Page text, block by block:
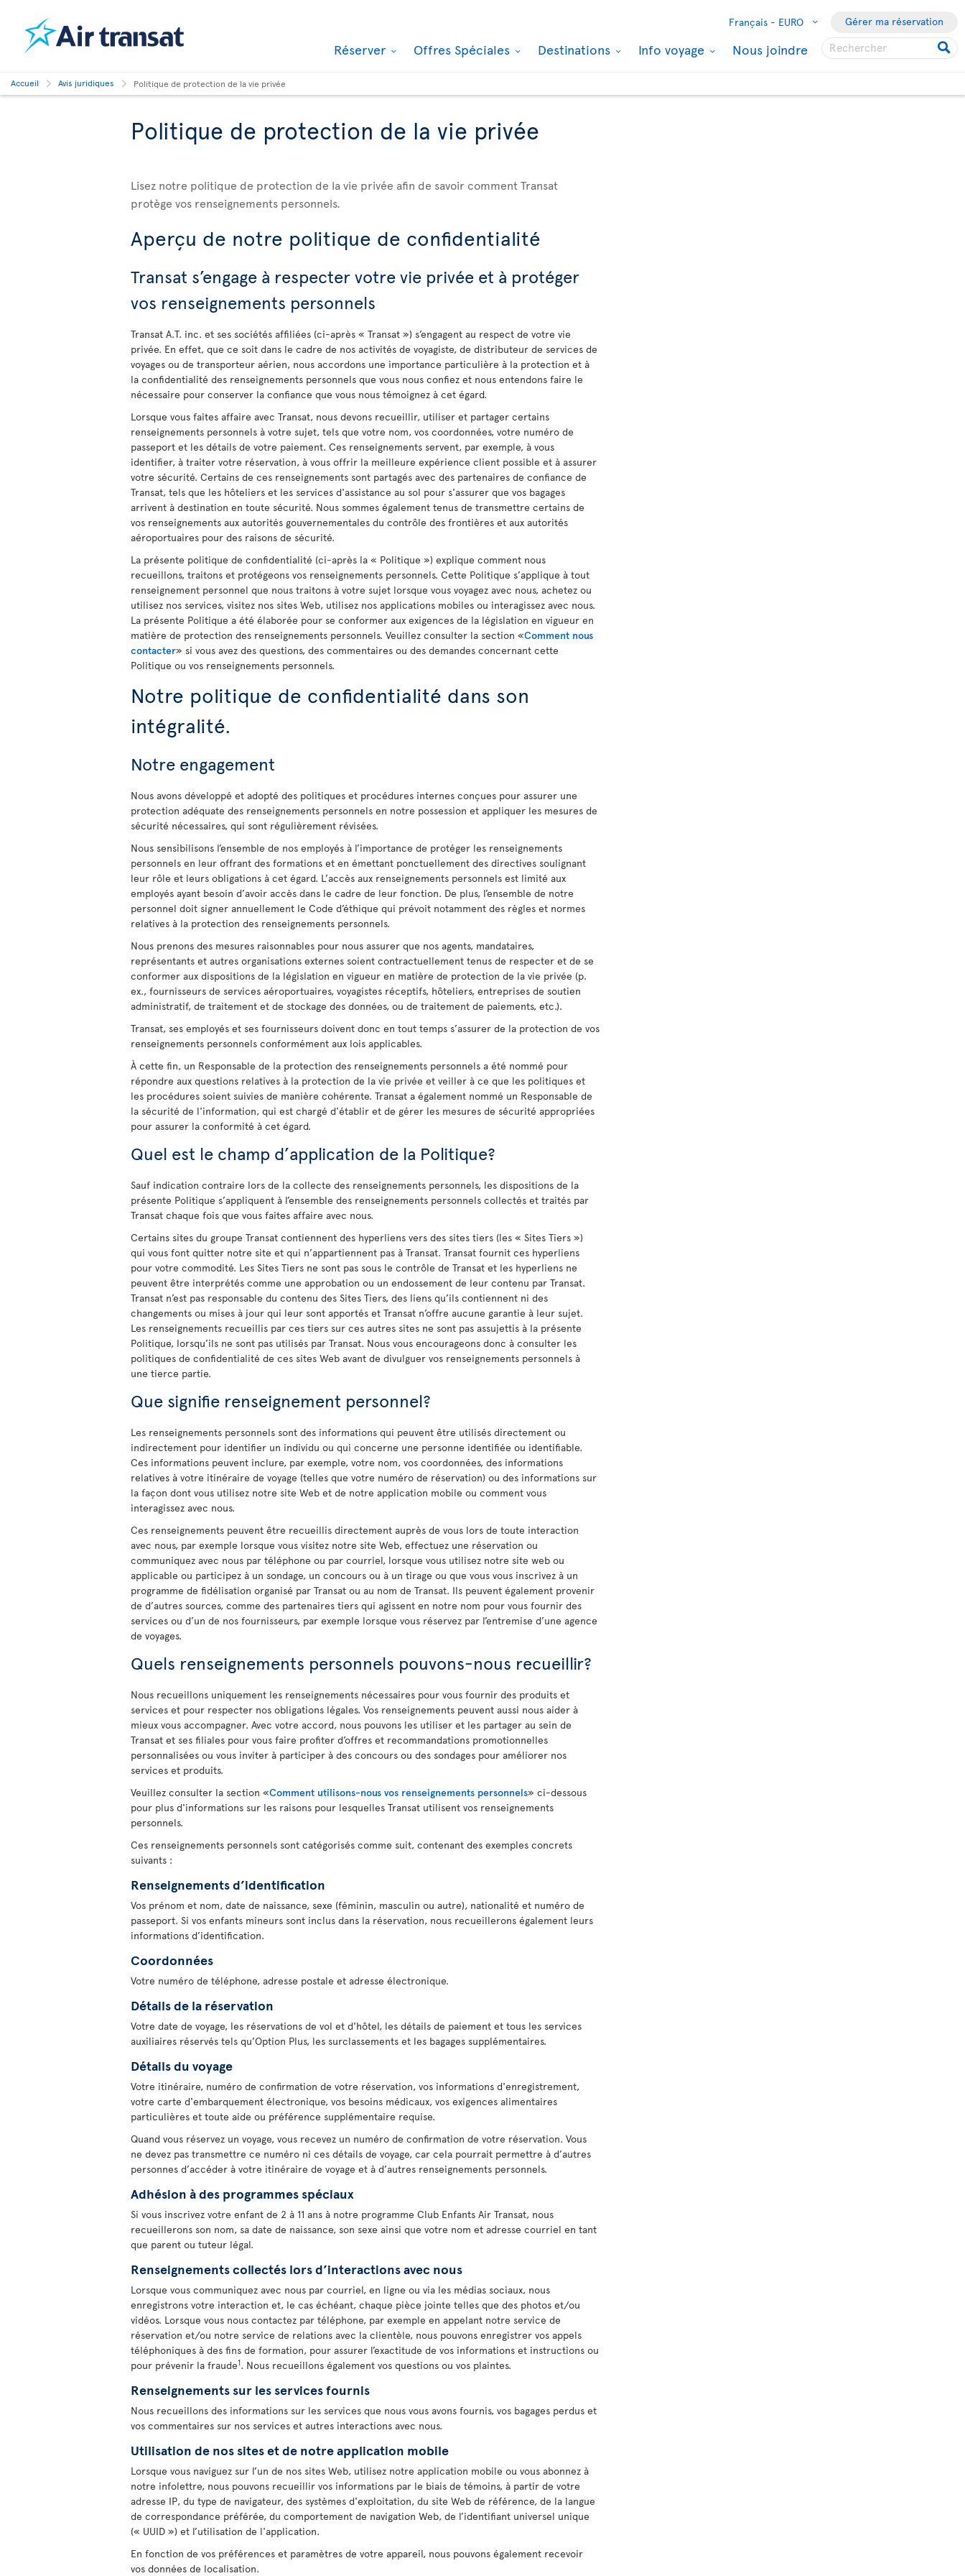
Français - EURO Gérer ma réservation
Réserver Offres Spéciales Destinations Info voyage Nous joindre
Accueil Avis juridiques Politique de protection de la vie privée
Politique de protection de la vie privée
Lisez notre politique de protection de la vie privée afin de savoir comment Transat
protège vos renseignements personnels.
Aperçu de notre politique de confidentialité
Transat s’engage à respecter votre vie privée et à protéger
vos renseignements personnels
Transat A.T. inc. et ses sociétés affiliées (ci-après « Transat ») s’engagent au respect de votre vie
privée. En effet, que ce soit dans le cadre de nos activités de voyagiste, de distributeur de services de
voyages ou de transporteur aérien, nous accordons une importance particulière à la protection et à
la confidentialité des renseignements personnels que vous nous confiez et nous entendons faire le
nécessaire pour conserver la confiance que vous nous témoignez à cet égard.
Lorsque vous faites affaire avec Transat, nous devons recueillir, utiliser et partager certains
renseignements personnels à votre sujet, tels que votre nom, vos coordonnées, votre numéro de
passeport et les détails de votre paiement. Ces renseignements servent, par exemple, à vous
identifier, à traiter votre réservation, à vous offrir la meilleure expérience client possible et à assurer
votre sécurité. Certains de ces renseignements sont partagés avec des partenaires de confiance de
Transat, tels que les hôteliers et les services d'assistance au sol pour s'assurer que vos bagages
arrivent à destination en toute sécurité. Nous sommes également tenus de transmettre certains de
vos renseignements aux autorités gouvernementales du contrôle des frontières et aux autorités
aéroportuaires pour des raisons de sécurité.
La présente politique de confidentialité (ci-après la « Politique ») explique comment nous
recueillons, traitons et protégeons vos renseignements personnels. Cette Politique s’applique à tout
renseignement personnel que nous traitons à votre sujet lorsque vous voyagez avec nous, achetez ou
utilisez nos services, visitez nos sites Web, utilisez nos applications mobiles ou interagissez avec nous.
La présente Politique a été élaborée pour se conformer aux exigences de la législation en vigueur en
matière de protection des renseignements personnels. Veuillez consulter la section «Comment nous
contacter» si vous avez des questions, des commentaires ou des demandes concernant cette
Politique ou vos renseignements personnels.
Notre politique de confidentialité dans son
intégralité.
Notre engagement
Nous avons développé et adopté des politiques et procédures internes conçues pour assurer une
protection adéquate des renseignements personnels en notre possession et appliquer les mesures de
sécurité nécessaires, qui sont régulièrement révisées.
Nous sensibilisons l’ensemble de nos employés à l’importance de protéger les renseignements
personnels en leur offrant des formations et en émettant ponctuellement des directives soulignant
leur rôle et leurs obligations à cet égard. L’accès aux renseignements personnels est limité aux
employés ayant besoin d’avoir accès dans le cadre de leur fonction. De plus, l’ensemble de notre
personnel doit signer annuellement le Code d’éthique qui prévoit notamment des règles et normes
relatives à la protection des renseignements personnels.
Nous prenons des mesures raisonnables pour nous assurer que nos agents, mandataires,
représentants et autres organisations externes soient contractuellement tenus de respecter et de se
conformer aux dispositions de la législation en vigueur en matière de protection de la vie privée (p.
ex., fournisseurs de services aéroportuaires, voyagistes réceptifs, hôteliers, entreprises de soutien
administratif, de traitement et de stockage des données, ou de traitement de paiements, etc.).
Transat, ses employés et ses fournisseurs doivent donc en tout temps s’assurer de la protection de vos
renseignements personnels conformément aux lois applicables.
À cette fin, un Responsable de la protection des renseignements personnels a été nommé pour
répondre aux questions relatives à la protection de la vie privée et veiller à ce que les politiques et
les procédures soient suivies de manière cohérente. Transat a également nommé un Responsable de
la sécurité de l'information, qui est chargé d'établir et de gérer les mesures de sécurité appropriées
pour assurer la conformité à cet égard.
Quel est le champ d’application de la Politique?
Sauf indication contraire lors de la collecte des renseignements personnels, les dispositions de la
présente Politique s’appliquent à l’ensemble des renseignements personnels collectés et traités par
Transat chaque fois que vous faites affaire avec nous.
Certains sites du groupe Transat contiennent des hyperliens vers des sites tiers (les « Sites Tiers »)
qui vous font quitter notre site et qui n’appartiennent pas à Transat. Transat fournit ces hyperliens
pour votre commodité. Les Sites Tiers ne sont pas sous le contrôle de Transat et les hyperliens ne
peuvent être interprétés comme une approbation ou un endossement de leur contenu par Transat.
Transat n’est pas responsable du contenu des Sites Tiers, des liens qu’ils contiennent ni des
changements ou mises à jour qui leur sont apportés et Transat n’offre aucune garantie à leur sujet.
Les renseignements recueillis par ces tiers sur ces autres sites ne sont pas assujettis à la présente
Politique, lorsqu’ils ne sont pas utilisés par Transat. Nous vous encourageons donc à consulter les
politiques de confidentialité de ces sites Web avant de divulguer vos renseignements personnels à
une tierce partie.
Que signifie renseignement personnel?
Les renseignements personnels sont des informations qui peuvent être utilisés directement ou
indirectement pour identifier un individu ou qui concerne une personne identifiée ou identifiable.
Ces informations peuvent inclure, par exemple, votre nom, vos coordonnées, des informations
relatives à votre itinéraire de voyage (telles que votre numéro de réservation) ou des informations sur
la façon dont vous utilisez notre site Web et de notre application mobile ou comment vous
interagissez avec nous.
Ces renseignements peuvent être recueillis directement auprès de vous lors de toute interaction
avec nous, par exemple lorsque vous visitez notre site Web, effectuez une réservation ou
communiquez avec nous par téléphone ou par courriel, lorsque vous utilisez notre site web ou
applicable ou participez à un sondage, un concours ou à un tirage ou que vous vous inscrivez à un
programme de fidélisation organisé par Transat ou au nom de Transat. Ils peuvent également provenir
de d’autres sources, comme des partenaires tiers qui agissent en notre nom pour vous fournir des
services ou d’un de nos fournisseurs, par exemple lorsque vous réservez par l’entremise d’une agence
de voyages.
Quels renseignements personnels pouvons-nous recueillir?
Nous recueillons uniquement les renseignements nécessaires pour vous fournir des produits et
services et pour respecter nos obligations légales. Vos renseignements peuvent aussi nous aider à
mieux vous accompagner. Avec votre accord, nous pouvons les utiliser et les partager au sein de
Transat et ses filiales pour vous faire profiter d’offres et recommandations promotionnelles
personnalisées ou vous inviter à participer à des concours ou des sondages pour améliorer nos
services et produits.
Veuillez consulter la section «Comment utilisons-nous vos renseignements personnels» ci-dessous
pour plus d'informations sur les raisons pour lesquelles Transat utilisent vos renseignements
personnels.
Ces renseignements personnels sont catégorisés comme suit, contenant des exemples concrets
suivants :
Renseignements d’identification
Vos prénom et nom, date de naissance, sexe (féminin, masculin ou autre), nationalité et numéro de
passeport. Si vos enfants mineurs sont inclus dans la réservation, nous recueillerons également leurs
informations d’identification.
Coordonnées
Votre numéro de téléphone, adresse postale et adresse électronique.
Détails de la réservation
Votre date de voyage, les réservations de vol et d'hôtel, les détails de paiement et tous les services
auxiliaires réservés tels qu’Option Plus, les surclassements et les bagages supplémentaires.
Détails du voyage
Votre itinéraire, numéro de confirmation de votre réservation, vos informations d'enregistrement,
votre carte d'embarquement électronique, vos besoins médicaux, vos exigences alimentaires
particulières et toute aide ou préférence supplémentaire requise.
Quand vous réservez un voyage, vous recevez un numéro de confirmation de votre réservation. Vous
ne devez pas transmettre ce numéro ni ces détails de voyage, car cela pourrait permettre à d’autres
personnes d’accéder à votre itinéraire de voyage et à d’autres renseignements personnels.
Adhésion à des programmes spéciaux
Si vous inscrivez votre enfant de 2 à 11 ans à notre programme Club Enfants Air Transat, nous
recueillerons son nom, sa date de naissance, son sexe ainsi que votre nom et adresse courriel en tant
que parent ou tuteur légal.
Renseignements collectés lors d’interactions avec nous
Lorsque vous communiquez avec nous par courriel, en ligne ou via les médias sociaux, nous
enregistrons votre interaction et, le cas échéant, chaque pièce jointe telles que des photos et/ou
vidéos. Lorsque vous nous contactez par téléphone, par exemple en appelant notre service de
réservation et/ou notre service de relations avec la clientèle, nous pouvons enregistrer vos appels
téléphoniques à des fins de formation, pour assurer l’exactitude de vos informations et instructions ou
pour prévenir la fraude1. Nous recueillons également vos questions ou vos plaintes.
Renseignements sur les services fournis
Nous recueillons des informations sur les services que nous vous avons fournis, vos bagages perdus et
vos commentaires sur nos services et autres interactions avec nous.
Utilisation de nos sites et de notre application mobile
Lorsque vous naviguez sur l’un de nos sites Web, utilisez notre application mobile ou vous abonnez à
notre infolettre, nous pouvons recueillir vos informations par le biais de témoins, à partir de votre
adresse IP, du type de navigateur, des systèmes d'exploitation, du site Web de référence, de la langue
de correspondance préférée, du comportement de navigation Web, de l’identifiant universel unique
(« UUID ») et l’utilisation de l'application.
En fonction de vos préférences et paramètres de votre appareil, nous pouvons également recevoir
vos données de localisation.